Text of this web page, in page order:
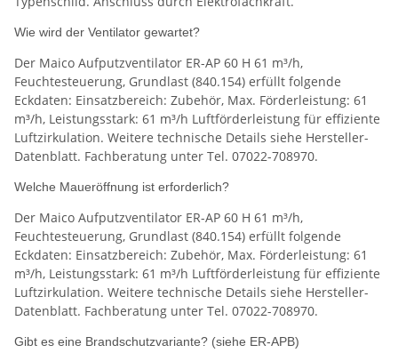
Wie wird der Ventilator gewartet?
Der Maico Aufputzventilator ER-AP 60 H 61 m³/h,
Feuchtesteuerung, Grundlast (840.154) erfüllt folgende
Eckdaten: Einsatzbereich: Zubehör, Max. Förderleistung: 61
m³/h, Leistungsstark: 61 m³/h Luftförderleistung für effiziente
Luftzirkulation. Weitere technische Details siehe Hersteller-
Datenblatt. Fachberatung unter Tel. 07022-708970.
Welche Maueröffnung ist erforderlich?
Der Maico Aufputzventilator ER-AP 60 H 61 m³/h,
Feuchtesteuerung, Grundlast (840.154) erfüllt folgende
Eckdaten: Einsatzbereich: Zubehör, Max. Förderleistung: 61
m³/h, Leistungsstark: 61 m³/h Luftförderleistung für effiziente
Luftzirkulation. Weitere technische Details siehe Hersteller-
Datenblatt. Fachberatung unter Tel. 07022-708970.
Gibt es eine Brandschutzvariante? (siehe ER-APB)